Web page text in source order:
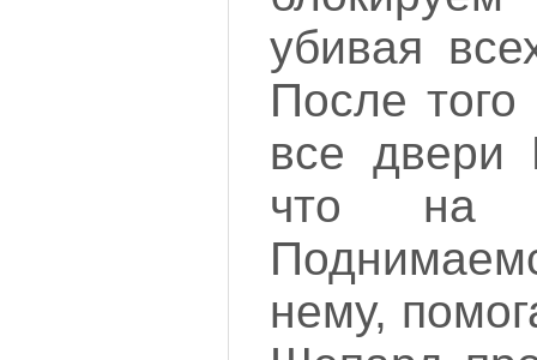
убивая
После того
все двери
что на
нему,